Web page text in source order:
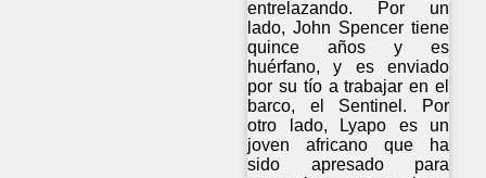
entrelazando. Por un
lado, John Spencer tiene
quince años y es
huérfano, y es enviado
por su tío a trabajar en el
barco, el Sentinel. Por
otro lado, Lyapo es un
joven africano que ha
sido apresado para